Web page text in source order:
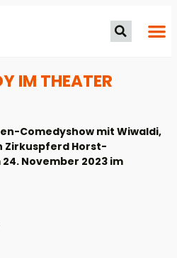
IM THEATER
Comedyshow mit Wiwaldi,
Zirkuspferd Horst-
November 2023 im